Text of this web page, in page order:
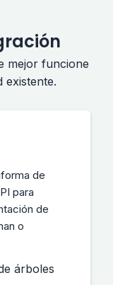
mejor funcione
existente.
de
para
de
o
árboles